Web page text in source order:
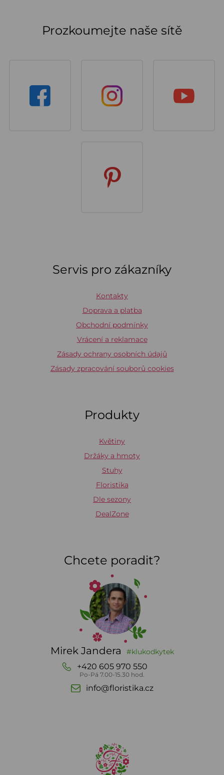
Prozkoumejte naše sítě
Servis pro zákazníky
Kontakty
Doprava a platba
Obchodní podmínky
Vrácení a reklamace
Zásady ochrany osobních údajů
Zásady zpracování souborů cookies
Produkty
Květiny
Držáky a hmoty
Stuhy
Floristika
Dle sezony
DealZone
Chcete poradit?
Mirek Jandera #klukodkytek
+420 605 970 550
Po-Pá 7.00-15.30 hod.
info@floristika.cz